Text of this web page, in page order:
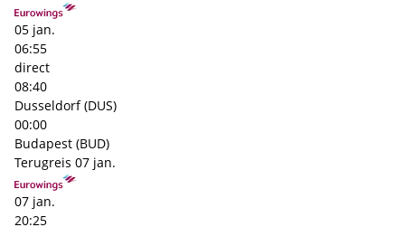
05 jan.
06:55
direct
08:40
Dusseldorf (DUS)
00:00
Budapest (BUD)
Terugreis 07 jan.
07 jan.
20:25